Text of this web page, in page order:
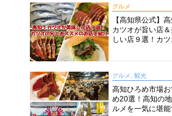
グルメ
【高知県公式】
カツオが旨い店
しい店９選！カツ
グルメ, 観光
高知ひろめ市場
め20選！高知の
ルメを一気に堪能